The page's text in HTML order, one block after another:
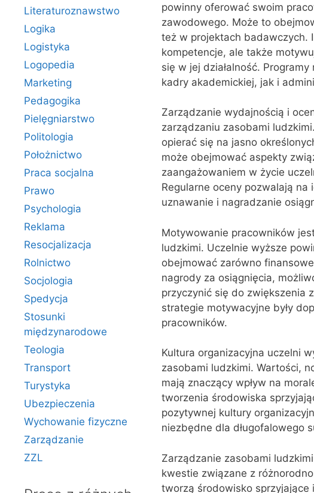
powinny oferować swoim
zawodowego. Może to
też w projektach badawczych.
kompetencje, ale także
się w jej działalność.
kadry akademickiej, jak i
Zarządzanie wydajnością i
zarządzaniu zasobami
opierać się na jasno
może obejmować aspekty
zaangażowaniem w życie
Regularne oceny pozwalają
uznawanie i nagradzanie
Motywowanie pracowników
ludzkimi. Uczelnie wyższe
obejmować zarówno
nagrody za osiągnięcia,
przyczynić się do zwiększenia
strategie motywacyjne były
pracowników.
Kultura organizacyjna uczelni
zasobami ludzkimi. Wartości,
mają znaczący wpływ na
tworzenia środowiska
pozytywnej kultury
niezbędne dla długofalowego
Zarządzanie zasobami
kwestie związane z
tworzą środowisko sprzyjające
Literaturoznawstwo
Logika
Logistyka
Logopedia
Marketing
Pedagogika
Pielęgniarstwo
Politologia
Położnictwo
Praca socjalna
Prawo
Psychologia
Reklama
Resocjalizacja
Rolnictwo
Socjologia
Spedycja
Stosunki
międzynarodowe
Teologia
Transport
Turystyka
Ubezpieczenia
Wychowanie fizyczne
Zarządzanie
ZZL